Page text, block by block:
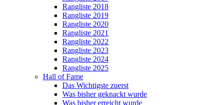
Rangliste 2018
Rangliste 2019
Rangliste 2020
Rangliste 2021
Rangliste 2022
Rangliste 2023
Rangliste 2024
Rangliste 2025
Hall of Fame
Das Wichtigste zuerst
Was bisher geknackt wurde
Was bisher erreicht wurde